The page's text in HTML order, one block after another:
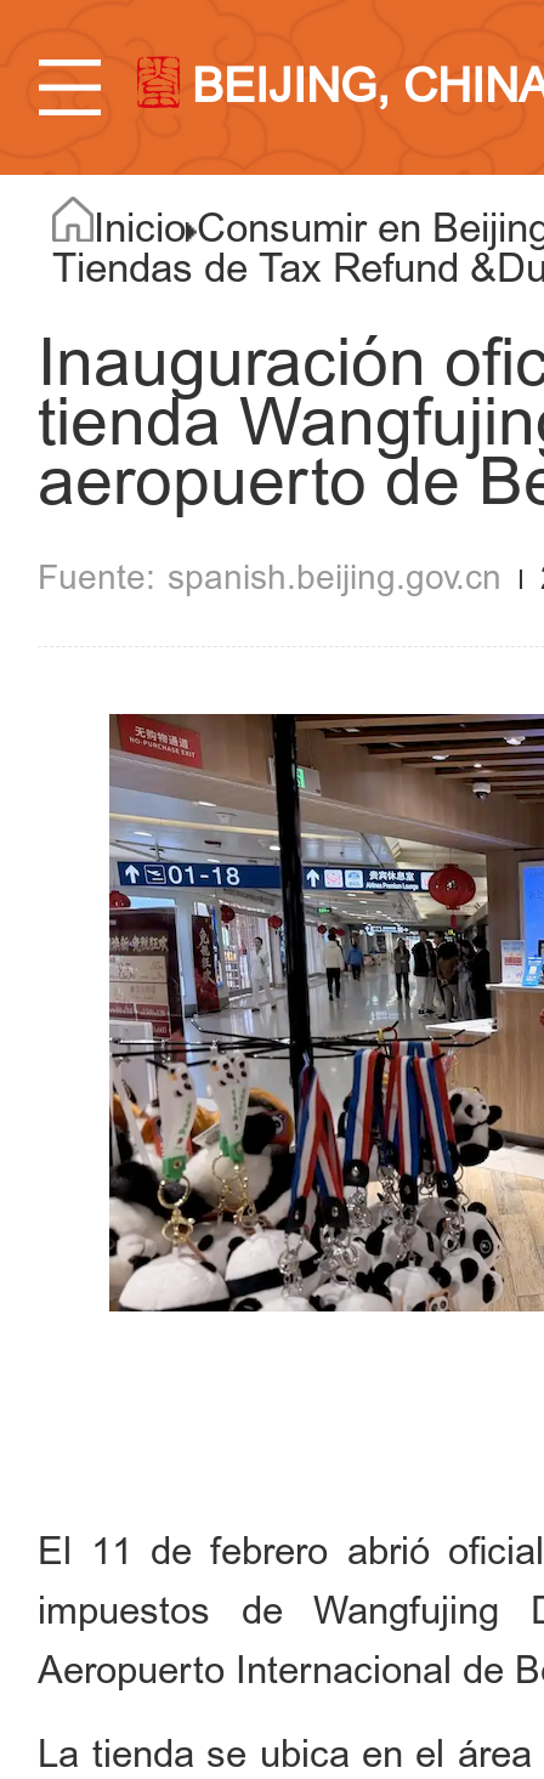
BEIJING,
Inicio Consumir en
Tiendas de Tax Refund
Inauguración
tienda
aeropuerto de
spanish.beijing.gov.cn
El 11 de febrero abrió
impuestos de
Aeropuerto Internacional de
La tienda se ubica en el